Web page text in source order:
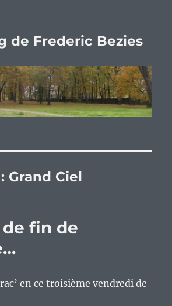
de Frederic Bezies
Grand Ciel
de fin de
en ce troisième vendredi de